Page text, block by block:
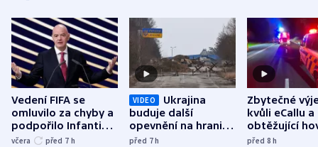
Vedení FIFA se
omluvilo za chyby a
podpořilo Infantina.
UEFA trvá na
včera před 7 h
VIDEO
Ukrajina
buduje další
opevnění na hranici
s Běloruskem
před 7h
Zbytečné
kvůli eCallu a
obtěžující
zdržují
před 8h